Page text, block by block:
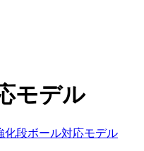
モデル
化段ボール対応モデル